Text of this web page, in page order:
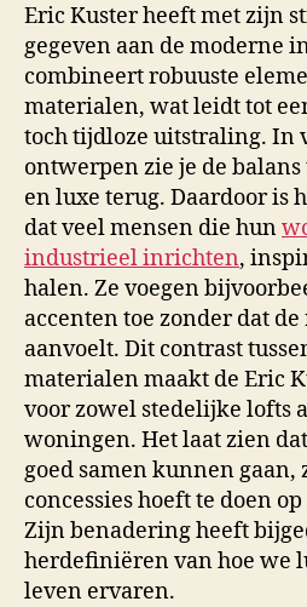
Eric Kuster heeft met zijn
gegeven aan de moderne
combineert robuuste
materialen, wat leidt tot
toch tijdloze uitstraling. In
ontwerpen zie je de
en luxe terug. Daardoor is
dat veel mensen die hun
industrieel inrichten,
halen. Ze voegen
accenten toe zonder dat
aanvoelt. Dit contrast
materialen maakt de Eric
voor zowel stedelijke lofts
woningen. Het laat zien
goed samen kunnen gaan,
concessies hoeft te doen op
Zijn benadering heeft
herdefiniëren van hoe we
leven ervaren.